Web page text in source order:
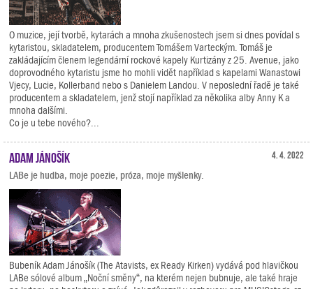
O muzice, její tvorbě, kytarách a mnoha zkušenostech jsem si dnes povídal s
kytaristou, skladatelem, producentem Tomášem Varteckým. Tomáš je
zakládajícím členem legendární rockové kapely Kurtizány z 25. Avenue, jako
doprovodného kytaristu jsme ho mohli vidět například s kapelami Wanastowi
Vjecy, Lucie, Kollerband nebo s Danielem Landou. V neposlední řadě je také
producentem a skladatelem, jenž stojí například za několika alby Anny K a
mnoha dalšími.
Co je u tebe nového?...
4. 4. 2022
Adam Jánošík
LABe je hudba, moje poezie, próza, moje myšlenky.
Bubeník Adam Jánošík (The Atavists, ex Ready Kirken) vydává pod hlavičkou
LABe sólové album „Noční směny“, na kterém nejen bubnuje, ale také hraje